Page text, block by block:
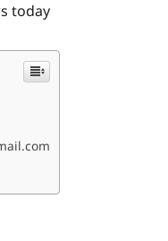
today